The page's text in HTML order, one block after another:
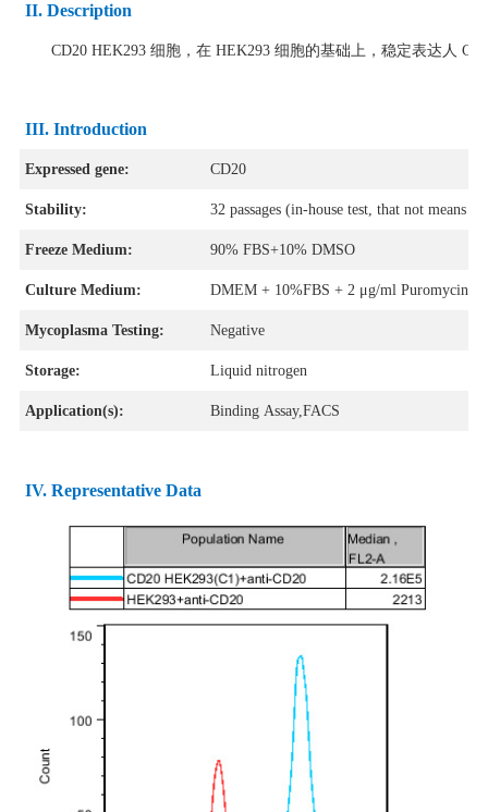
II. Description
CD20 HEK293 细胞，在 HEK293 细胞的基础上，稳定表达人
III. Introduction
Expressed gene: CD20
Stability: 32 passages (in-house test, that not means
Freeze Medium: 90% FBS+10% DMSO
Culture Medium: DMEM + 10%FBS + 2 μg/ml Puromycin
Mycoplasma Testing: Negative
Storage: Liquid nitrogen
Application(s): Binding Assay,FACS
IV. Representative Data